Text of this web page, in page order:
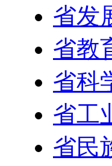
省发
省教
省科
省工
省民